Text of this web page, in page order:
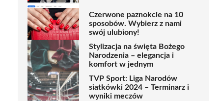
Czerwone paznokcie na 10
sposobów. Wybierz z nami
swój ulubiony!
Stylizacja na święta Bożego
Narodzenia – elegancja i
komfort w jednym
TVP Sport: Liga Narodów
siatkówki 2024 – Terminarz i
wyniki meczów